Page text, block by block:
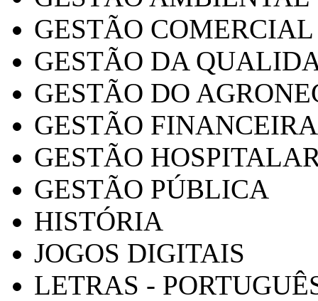
GESTÃO COMERCIAL
GESTÃO DA
GESTÃO DO
GESTÃO FINANCEIRA
GESTÃO
GESTÃO PÚBLICA
HISTÓRIA
JOGOS DIGITAIS
LETRAS -